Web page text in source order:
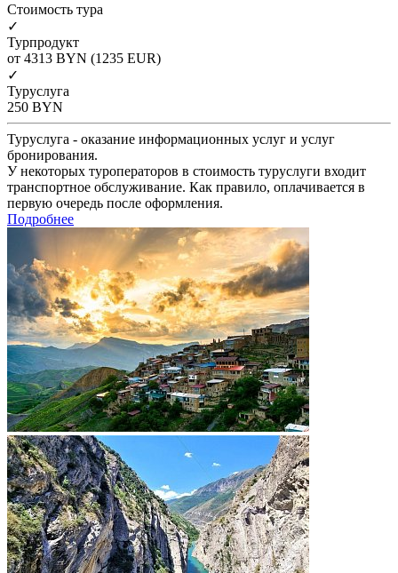
Cтоимость тура
✓
Турпродукт
от 4313 BYN (1235 EUR)
✓
Туруслуга
250 BYN
Туруслуга - оказание информационных услуг и услуг
бронирования.
У некоторых туроператоров в стоимость туруслуги входит
транспортное обслуживание. Как правило, оплачивается в
первую очередь после оформления.
Подробнее